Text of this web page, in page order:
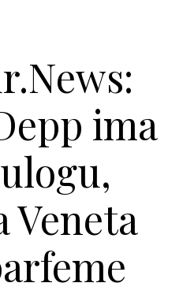
ima
Veneta